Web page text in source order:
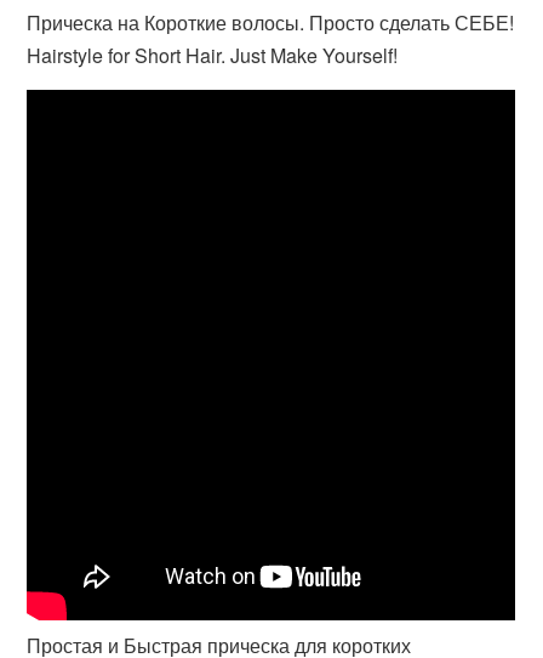
Прическа на Короткие волосы. Просто сделать СЕБЕ!
Hairstyle for Short Hair. Just Make Yourself!
Простая и Быстрая прическа для коротких